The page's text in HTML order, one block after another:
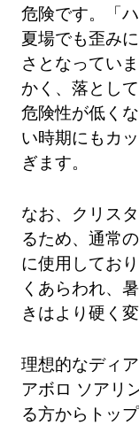
危険です。「
夏場でも歪み
さとなってい
かく、落とし
危険性が低く
い時期にもカ
ぎます。
なお、クリス
るため、通常の
に使用してお
くあらわれ、
きはより硬く
理想的なディ
アボロ ソアリ
る方からトッ